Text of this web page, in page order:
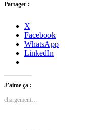
Partager :
X
Facebook
WhatsApp
LinkedIn
J’aime ça :
chargement…